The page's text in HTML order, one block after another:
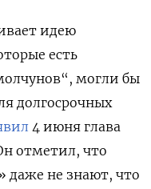
идею
есть
могли бы
долгосрочных
4 июня глава
отметил, что
даже не знают, что